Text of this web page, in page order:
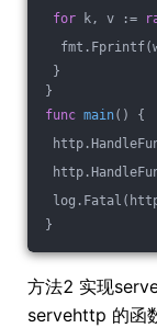
for k, v :=
}
}
func main()
{
}
方法2 实现
servehttp 的函